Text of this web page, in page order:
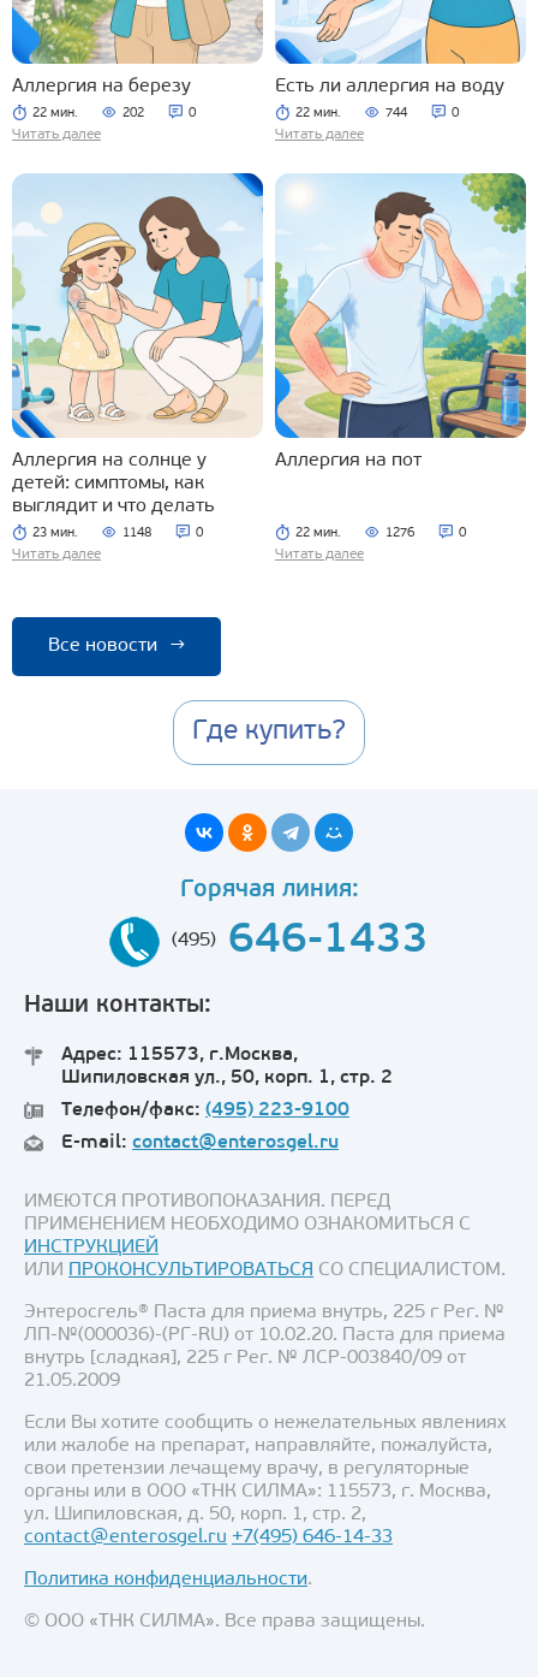
Аллергия на березу
22 мин. 202 0
Читать далее
Есть ли аллергия на воду
22 мин. 744 0
Читать далее
Аллергия на солнце у
детей: симптомы, как
выглядит и что делать
23 мин. 1148 0
Читать далее
Аллергия на пот
22 мин. 1276 0
Читать далее
Все новости →
Где купить?
Горячая линия:
(495) 646-1433
Наши контакты:
Адрес: 115573, г.Москва,
Шипиловская ул., 50, корп. 1, стр. 2
Телефон/факс: (495) 223-9100
E-mail: contact@enterosgel.ru
ИМЕЮТСЯ ПРОТИВОПОКАЗАНИЯ. ПЕРЕД
ПРИМЕНЕНИЕМ НЕОБХОДИМО ОЗНАКОМИТЬСЯ С
ИНСТРУКЦИЕЙ
ИЛИ ПРОКОНСУЛЬТИРОВАТЬСЯ СО СПЕЦИАЛИСТОМ.
Энтеросгель® Паста для приема внутрь, 225 г Рег. №
ЛП-№(000036)-(РГ-RU) от 10.02.20. Паста для приема
внутрь [сладкая], 225 г Рег. № ЛСР-003840/09 от
21.05.2009
Если Вы хотите сообщить о нежелательных явлениях
или жалобе на препарат, направляйте, пожалуйста,
свои претензии лечащему врачу, в регуляторные
органы или в ООО «ТНК СИЛМА»: 115573, г. Москва,
ул. Шипиловская, д. 50, корп. 1, стр. 2,
contact@enterosgel.ru +7(495) 646-14-33
Политика конфиденциальности.
© ООО «ТНК СИЛМА». Все права защищены.